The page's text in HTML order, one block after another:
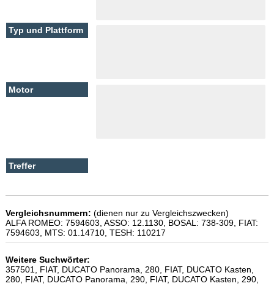
Vergleichsnummern: (dienen nur zu Vergleichszwecken)
ALFA ROMEO: 7594603, ASSO: 12.1130, BOSAL: 738-309, FIAT:
7594603, MTS: 01.14710, TESH: 110217
Weitere Suchwörter:
357501, FIAT, DUCATO Panorama, 280, FIAT, DUCATO Kasten,
280, FIAT, DUCATO Panorama, 290, FIAT, DUCATO Kasten, 290,